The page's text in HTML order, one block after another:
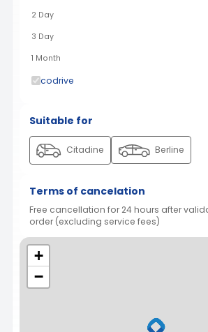
2 Day
3 Day
1 Month
codrive
Suitable for
Citadine Berline
Terms of cancelation
Free cancellation for 24 hours after
order (excluding service fees)
+
−